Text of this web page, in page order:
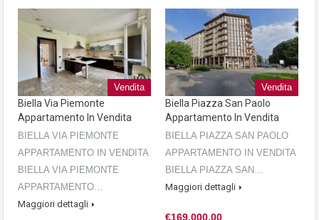
Vendita
Biella Via Piemonte
Appartamento In Vendita
BIELLA VIA PIEMONTE
APPARTAMENTO IN VENDITA
BIELLA VIA PIEMONTE
APPARTAMENTO…
Maggiori dettagli
Vendita
Biella Piazza San Paolo
Appartamento In Vendita
BIELLA PIAZZA SAN PAOLO
APPARTAMENTO IN VENDITA
BIELLA PIAZZA SAN…
Maggiori dettagli
€169.000,00